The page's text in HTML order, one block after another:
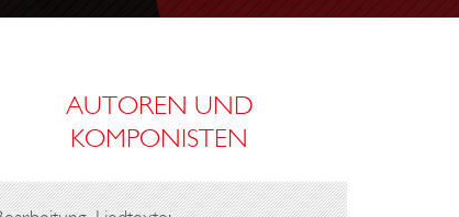
AUTOREN UND
KOMPONISTEN